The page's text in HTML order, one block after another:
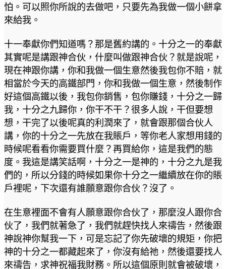
怕。可以照你所說的去做吧，只要先為我做一個小餅拿
來給我。
十一奉獻你們知道嗎？那是舊約講的。十分之一的奉獻
其實呢是講跟神合伙，什麼叫做跟神合伙？就是說呢，
現在神跟你講，你和我做一個生意然後我包你不賠，就
相當於今天的高鐵部門，你和我做一個生意，然後制作
好這個高鐵以後，我包你銷售，包你賺錢，十分之一歸
我，十分之九歸你，你干不干？很多人說，干但要想
想，干完了以後呢真的利潤來了，就會跟那個合伙人
講，你的十分之一先放在我賬戶，等你老人家想用錢的
時候呢看看你需要買什麼？再買給你，這是我們的態
度。我這是講笑話啊，十分之一是神的，十分之九是我
們的，所以分錢的時候如果你十分之一繼續放在你的賬
戶裡呢，下次還有誰願意跟你合伙？沒了。
在生意裡面不會有人願意跟你合伙了，那麼沒人跟你合
伙了，我們就著急了，我們就趕快找人來禱告，然後跟
神說神你幫我一下，可是忘記了你先破壞的規矩，你把
神的十分之一都藏起來了，你沒有給祂，然後還要找人
來禱告，求神祝福我財務。所以這個原則就會被破壞，